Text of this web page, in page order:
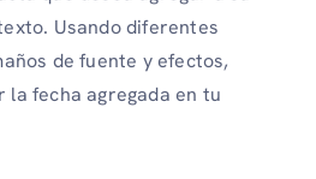
Usando diferentes
de fuente y efectos,
la fecha agregada en tu